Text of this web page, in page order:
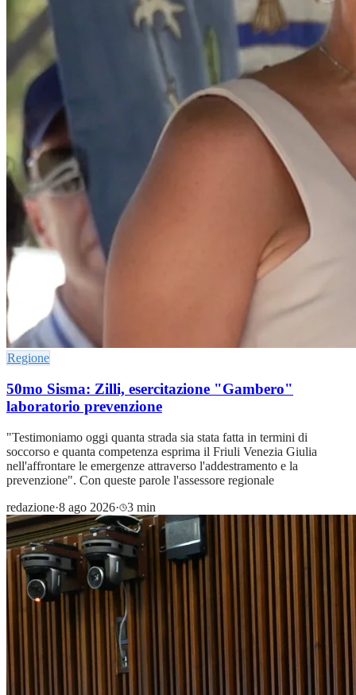
Regione
50mo Sisma: Zilli, esercitazione "Gambero"
laboratorio prevenzione
"Testimoniamo oggi quanta strada sia stata fatta in termini di
soccorso e quanta competenza esprima il Friuli Venezia Giulia
nell'affrontare le emergenze attraverso l'addestramento e la
prevenzione". Con queste parole l'assessore regionale
redazione·8 ago 2026· 3 min